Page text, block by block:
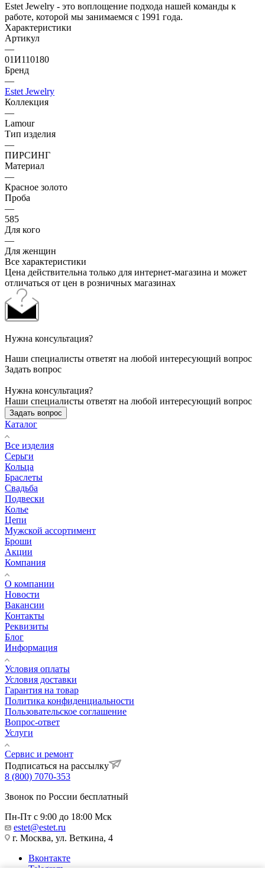
Estet Jewelry - это воплощение подхода нашей команды к
работе, которой мы занимаемся с 1991 года.
Характеристики
Артикул
—
01И110180
Бренд
—
Estet Jewelry
Коллекция
—
Lamour
Тип изделия
—
ПИРСИНГ
Материал
—
Красное золото
Проба
—
585
Для кого
—
Для женщин
Все характеристики
Цена действительна только для интернет-магазина и может
отличаться от цен в розничных магазинах
Нужна консультация?
Наши специалисты ответят на любой интересующий вопрос
Задать вопрос
Нужна консультация?
Наши специалисты ответят на любой интересующий вопрос
Задать вопрос
Каталог
Все изделия
Серьги
Кольца
Браслеты
Свадьба
Подвески
Колье
Цепи
Мужской ассортимент
Броши
Акции
Компания
О компании
Новости
Вакансии
Контакты
Реквизиты
Блог
Информация
Условия оплаты
Условия доставки
Гарантия на товар
Политика конфиденциальности
Пользовательское соглашение
Вопрос-ответ
Услуги
Сервис и ремонт
Подписаться на рассылку
8 (800) 7070-353
Звонок по России бесплатный
Пн-Пт с 9:00 до 18:00 Мск
estet@estet.ru
г. Москва, ул. Веткина, 4
Вконтакте
Telegram